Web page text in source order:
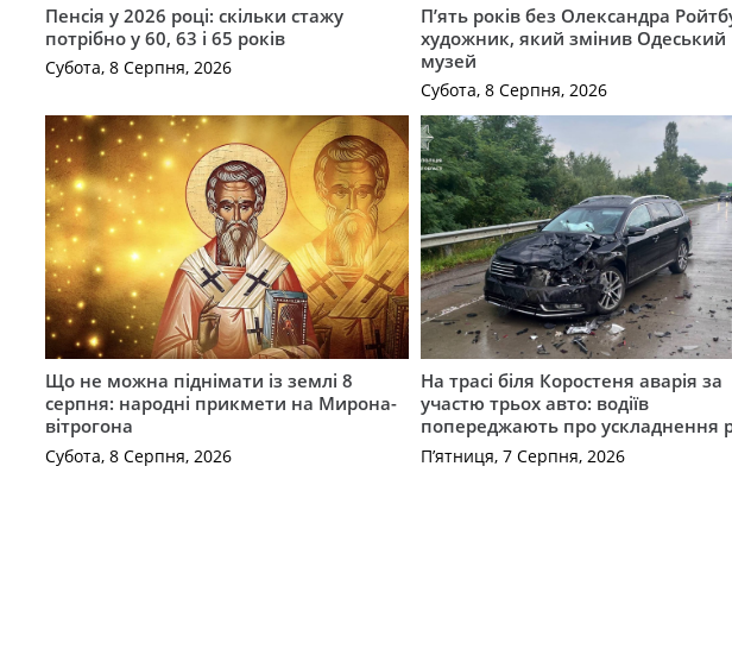
Пенсія у 2026 році: скільки стажу
потрібно у 60, 63 і 65 років
Субота, 8 Серпня, 2026
П’ять років без Олександра
художник, який змінив Одеський
музей
Субота, 8 Серпня, 2026
Що не можна піднімати із землі 8
серпня: народні прикмети на Мирона-
вітрогона
Субота, 8 Серпня, 2026
На трасі біля Коростеня аварія за
участю трьох авто: водіїв
попереджають про ускладнення
П’ятниця, 7 Серпня, 2026